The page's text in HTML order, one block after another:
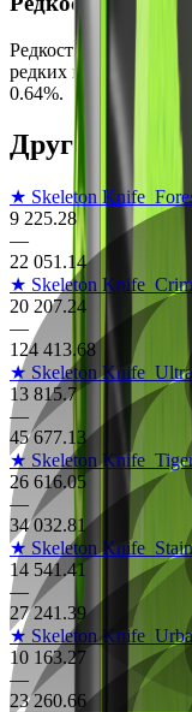
Редкость этого
редких вариантов в
0.64%.
Другие
★ Skeleton Knife
9 225.28
—
22 051.14
★ Skeleton Knife
20 207.24
—
124 413.68
★ Skeleton Knife
13 815.7
—
45 677.13
★ Skeleton Knife
26 616.05
—
34 032.81
★ Skeleton Knife
14 541.41
—
27 241.39
★ Skeleton Knife
10 163.27
—
23 260.66